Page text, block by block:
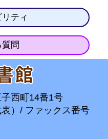
ティ
問
西町14番1号
）/ ファックス番号